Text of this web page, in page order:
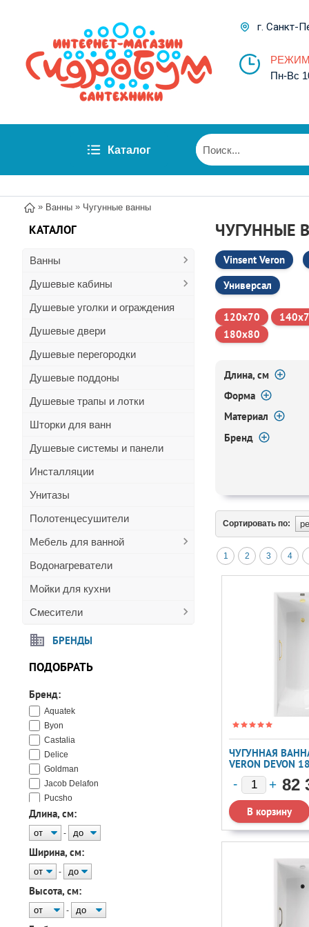
г. Санкт-
Пн-Вс
Каталог
» Ванны » Чугунные ванны
КАТАЛОГ
Ванны
Душевые кабины
Душевые уголки и ограждения
Душевые двери
Душевые перегородки
Душевые поддоны
Душевые трапы и лотки
Шторки для ванн
Душевые системы и панели
Инсталляции
Унитазы
Полотенцесушители
Мебель для ванной
Водонагреватели
Мойки для кухни
Смесители
БРЕНДЫ
ПОДОБРАТЬ
Бренд:
Aquatek
Byon
Castalia
Delice
Goldman
Jacob Delafon
Pucsho
Roca
Tempra
Vinsent Veron
Wotte
Универсал
Длина, см:
-
Ширина, см:
-
Высота, см:
-
ЧУГУННЫЕ
Vinsent Veron
Универсал
120х70
180х80
Длина, см
Форма
Материал
Бренд
Сортировать по:
1 2 3 4
ЧУГУННАЯ
VERON DEVON
РУЧКАМИ
82